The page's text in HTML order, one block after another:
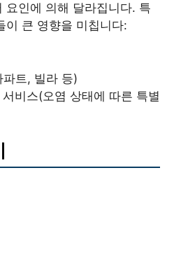
요인에 의해 달라집니다. 특
이 큰 영향을 미칩니다:
트, 빌라 등)
비스(오염 상태에 따른 특별